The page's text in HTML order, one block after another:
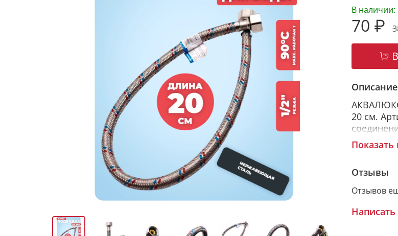
В наличии:
70 ₽
Описание
20 см.
бытовых
оплетке.
Отзывы
Отзывов